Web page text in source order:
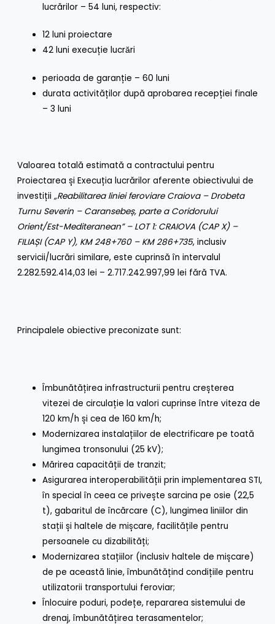
lucrărilor – 54 luni, respectiv:
12 luni proiectare
42 luni execuție lucrӑri
perioada de garanție – 60 luni
durata activităților după aprobarea recepției finale
– 3 luni
Valoarea totală estimată a contractului pentru
Proiectarea și Execuția lucrărilor aferente obiectivului de
investiții„Reabilitarea liniei feroviare Craiova – Drobeta
Turnu Severin – Caransebeș, parte a Coridorului
Orient/Est-Mediteranean” – LOT 1: CRAIOVA (CAP X) –
FILIAȘI (CAP Y), KM 248+760 – KM 286+735, inclusiv
servicii/lucrări similare, este cuprinsă în intervalul
2.282.592.414,03 lei – 2.717.242.997,99 lei fără TVA.
Principalele obiective preconizate sunt:
Îmbunătățirea infrastructurii pentru creșterea
vitezei de circulație la valori cuprinse între viteza de
120 km/h și cea de 160 km/h;
Modernizarea instalațiilor de electrificare pe toată
lungimea tronsonului (25 kV);
Mărirea capacității de tranzit;
Asigurarea interoperabilității prin implementarea STI,
în special în ceea ce privește sarcina pe osie (22,5
t), gabaritul de încărcare (C), lungimea liniilor din
stații și haltele de mișcare, facilitățile pentru
persoanele cu dizabilități;
Modernizarea stațiilor (inclusiv haltele de mișcare)
de pe această linie, îmbunătățind condițiile pentru
utilizatorii transportului feroviar;
Înlocuire poduri, podețe, repararea sistemului de
drenaj, îmbunătățirea terasamentelor;